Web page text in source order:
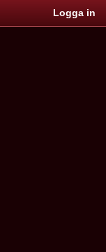
Logga in